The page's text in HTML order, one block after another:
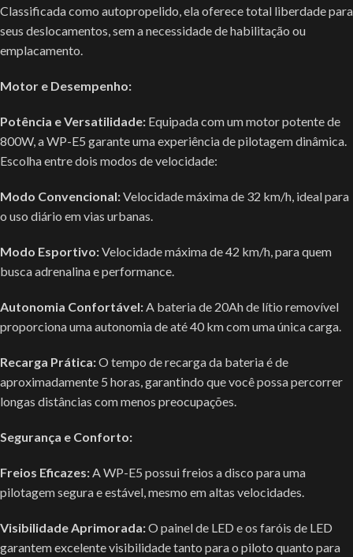
Classificada como autopropelido, ela oferece total liberdade para
seus deslocamentos, sem a necessidade de habilitação ou
emplacamento.
Motor e Desempenho:
Potência e Versatilidade: Equipada com um motor potente de
800W, a WP-E5 garante uma experiência de pilotagem dinâmica.
Escolha entre dois modos de velocidade:
Modo Convencional:Velocidade máxima de 32 km/h, ideal para
o uso diário em vias urbanas.
Modo Esportivo:Velocidade máxima de 42 km/h, para quem
busca adrenalina e performance.
Autonomia Confortável:A bateria de 20Ah de lítio removível
proporciona uma autonomia de até 40 km com uma única carga.
Recarga Prática:O tempo de recarga da bateria é de
aproximadamente 5 horas, garantindo que você possa percorrer
longas distâncias com menos preocupações.
Segurança e Conforto:
Freios Eficazes:A WP-E5 possui freios a disco para uma
pilotagem segura e estável, mesmo em altas velocidades.
Visibilidade Aprimorada:O painel de LED e os faróis de LED
garantem excelente visibilidade tanto para o piloto quanto para